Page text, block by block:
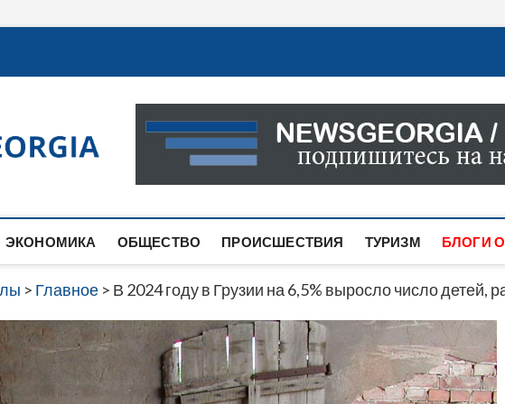
Новости Грузии
САМАЯ АКТУАЛЬНАЯ ИНФОРМАЦИЯ О СОБЫТИЯХ
САЙТЕ ВЫ НАЙДЕТЕ НОВОСТИ ПОЛИТИКИ,
ЭКОНОМИКА ОБЩЕСТВО ПРОИСШЕСТВИЯ ТУРИЗМ БЛОГИ
> Главное > В 2024 году в Грузии на 6,5% выросло число